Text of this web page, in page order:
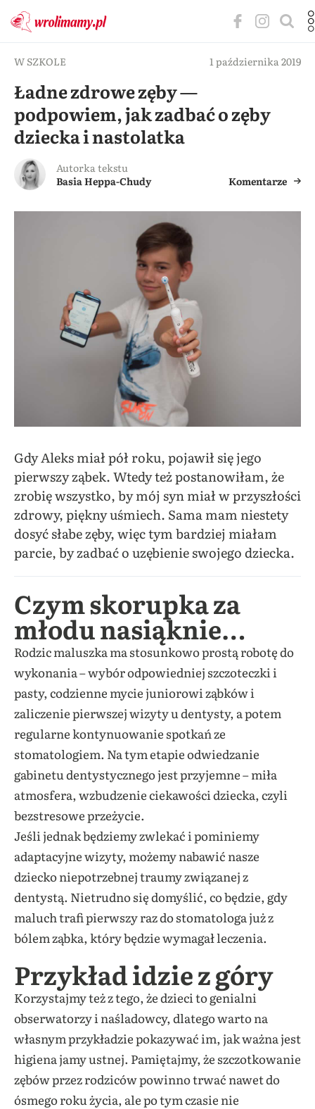
W SZKOLE 1 października 2019
Ładne zdrowe zęby —
podpowiem, jak zadbać o zęby
dziecka i nastolatka
Autorka tekstu
Basia Heppa-Chudy
Komentarze
Gdy Aleks miał pół roku, pojawił się jego
pierwszy ząbek. Wtedy też postanowiłam, że
zrobię wszystko, by mój syn miał w przyszłości
zdrowy, piękny uśmiech. Sama mam niestety
dosyć słabe zęby, więc tym bardziej miałam
parcie, by zadbać o uzębienie swojego dziecka.
Czym skorupka za
młodu nasiąknie…
Rodzic maluszka ma stosunkowo prostą robotę do
wykonania – wybór odpowiedniej szczoteczki i
pasty, codzienne mycie juniorowi ząbków i
zaliczenie pierwszej wizyty u dentysty, a potem
regularne kontynuowanie spotkań ze
stomatologiem. Na tym etapie odwiedzanie
gabinetu dentystycznego jest przyjemne – miła
atmosfera, wzbudzenie ciekawości dziecka, czyli
bezstresowe przeżycie.
Jeśli jednak będziemy zwlekać i pominiemy
adaptacyjne wizyty, możemy nabawić nasze
dziecko niepotrzebnej traumy związanej z
dentystą. Nietrudno się domyślić, co będzie, gdy
maluch trafi pierwszy raz do stomatologa już z
bólem ząbka, który będzie wymagał leczenia.
Przykład idzie z góry
Korzystajmy też z tego, że dzieci to genialni
obserwatorzy i naśladowcy, dlatego warto na
własnym przykładzie pokazywać im, jak ważna jest
higiena jamy ustnej. Pamiętajmy, że szczotkowanie
zębów przez rodziców powinno trwać nawet do
ósmego roku życia, ale po tym czasie nie